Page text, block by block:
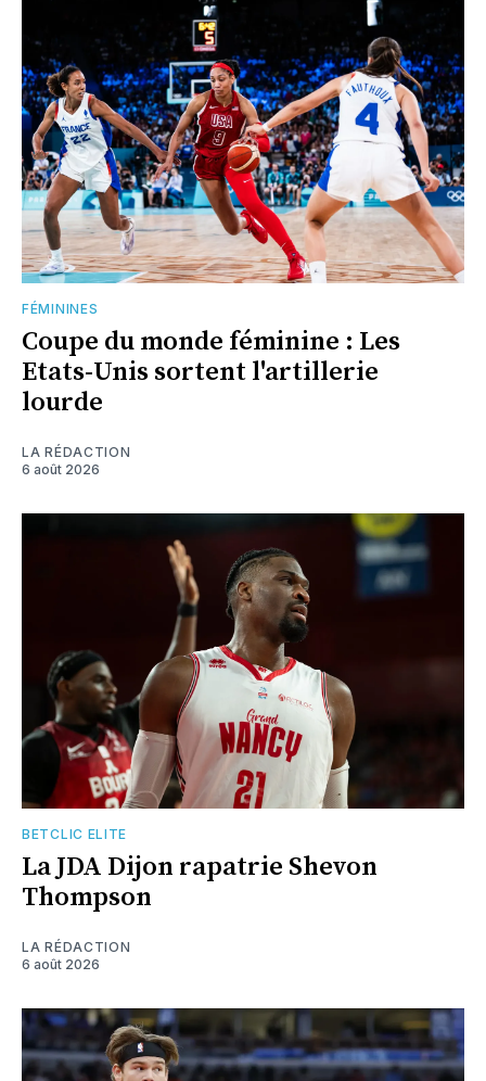
FÉMININES
Coupe du monde féminine : Les
Etats-Unis sortent l'artillerie
lourde
LA RÉDACTION
6 août 2026
BETCLIC ELITE
La JDA Dijon rapatrie Shevon
Thompson
LA RÉDACTION
6 août 2026